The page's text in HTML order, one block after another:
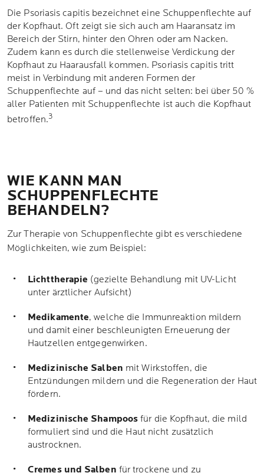
Die Psoriasis capitis bezeichnet eine Schuppenflechte auf
der Kopfhaut. Oft zeigt sie sich auch am Haaransatz im
Bereich der Stirn, hinter den Ohren oder am Nacken.
Zudem kann es durch die stellenweise Verdickung der
Kopfhaut zu Haarausfall kommen. Psoriasis capitis tritt
meist in Verbindung mit anderen Formen der
Schuppenflechte auf – und das nicht selten: bei über 50 %
aller Patienten mit Schuppenflechte ist auch die Kopfhaut
betroffen.3
WIE KANN MAN
SCHUPPENFLECHTE
BEHANDELN?
Zur Therapie von Schuppenflechte gibt es verschiedene
Möglichkeiten, wie zum Beispiel:
Lichttherapie (gezielte Behandlung mit UV-Licht
unter ärztlicher Aufsicht)
Medikamente, welche die Immunreaktion mildern
und damit einer beschleunigten Erneuerung der
Hautzellen entgegenwirken.
Medizinische Salben mit Wirkstoffen, die
Entzündungen mildern und die Regeneration der Haut
fördern.
Medizinische Shampoos für die Kopfhaut, die mild
formuliert sind und die Haut nicht zusätzlich
austrocknen.
Cremes und Salben für trockene und zu